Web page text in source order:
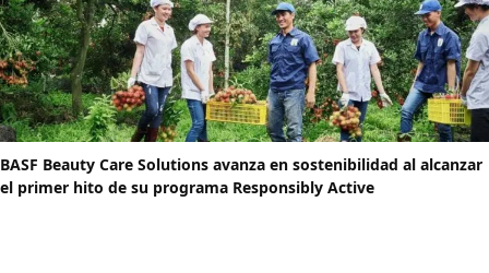
BASF Beauty Care Solutions avanza en sostenibilidad al alcanzar
el primer hito de su programa Responsibly Active